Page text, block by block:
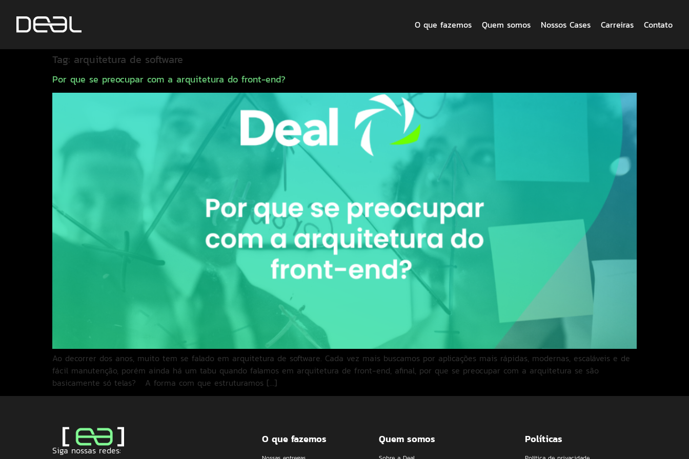
O que fazemos Quem somos Nossos Cases Carreiras Contato
Tag: arquitetura de software
Por que se preocupar com a arquitetura do front-end?
Ao decorrer dos anos, muito tem se falado em arquitetura de software. Cada vez mais buscamos por aplicações mais rápidas, modernas, escaláveis e de
fácil manutenção, porém ainda há um tabu quando falamos em arquitetura de front-end, afinal, por que se preocupar com a arquitetura se são
basicamente só telas? A forma com que estruturamos […]
Siga nossas redes:
O que fazemos Quem somos Políticas